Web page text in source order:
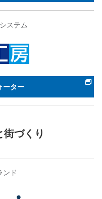
ステム
ーター
づくり
ンド